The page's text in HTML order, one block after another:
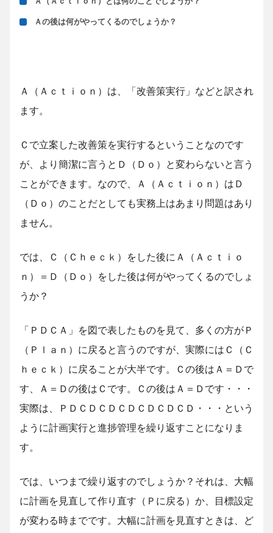
Ａの後は何がやってくるのでしょうか？
Ａ（Ａｃｔｉｏｎ）は、「改善策実行」などと訳され
ます。
Ｃで立案した改善策を実行するということなのです
が、より簡潔に言うとＤ（Ｄｏ）と変わらないと言う
ことができます。なので、Ａ（Ａｃｔｉｏｎ）はＤ
（Ｄｏ）のことだとしても実務上はあまり問題はあり
ません。
では、Ｃ（Ｃｈｅｃｋ）をした後にＡ（Ａｃｔｉｏ
ｎ）＝Ｄ（Ｄｏ）をした後は何がやってくるのでしょ
うか？
「ＰＤＣＡ」を図で表したものを見て、多くの方がＰ
（Ｐｌａｎ）に戻ると言うのですが、実際にはＣ（Ｃ
ｈｅｃｋ）に戻ることが大半です。Ｃの後はＡ＝Ｄで
す、Ａ＝Ｄの後はＣです。Ｃの後はＡ＝Ｄです・・・
実際は、ＰＤＣＤＣＤＣＤＣＤＣＤＣＤ・・・という
ように計画実行と進捗管理を繰り返すことになりま
す。
では、いつまで繰り返すのでしょうか？それは、大幅
に計画を見直して作り直す（Ｐに戻る）か、目標設定
が変わる時までです。大幅に計画を見直すときは、ど